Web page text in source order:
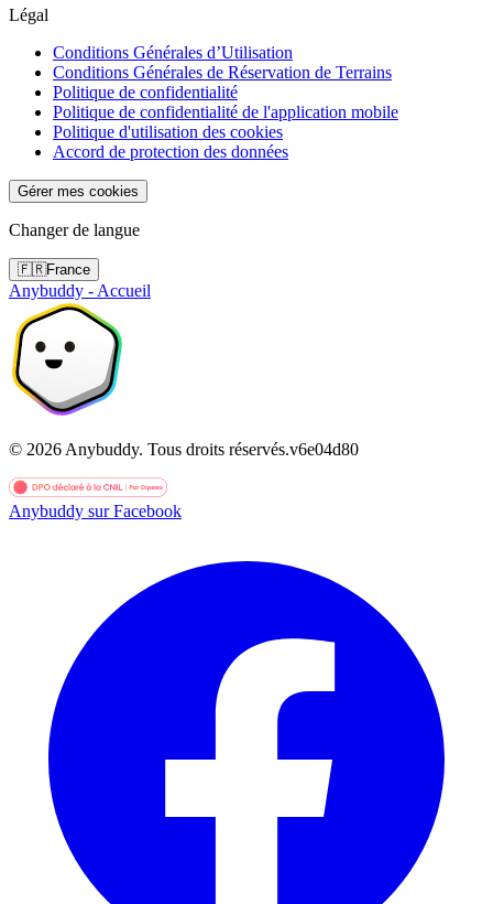
Légal
Conditions Générales d’Utilisation
Conditions Générales de Réservation de Terrains
Politique de confidentialité
Politique de confidentialité de l'application mobile
Politique d'utilisation des cookies
Accord de protection des données
Gérer mes cookies
Changer de langue
🇫🇷France
Anybuddy - Accueil
© 2026 Anybuddy. Tous droits réservés.v6e04d80
Anybuddy sur Facebook